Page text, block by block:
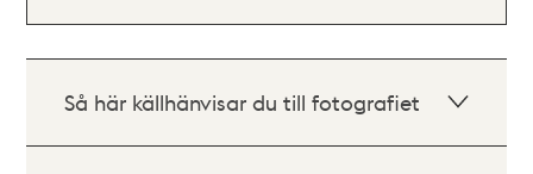
Så här källhänvisar du till fotografiet